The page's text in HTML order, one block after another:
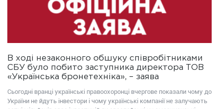
В ході незаконного обшуку співробітниками
СБУ було побито заступника директора ТОВ
«Українська бронетехніка», – заява
Сьогодні вранці українські правоохоронці вчергове показали чому до
України не йдуть інвестори і чому українські компанії не залучають